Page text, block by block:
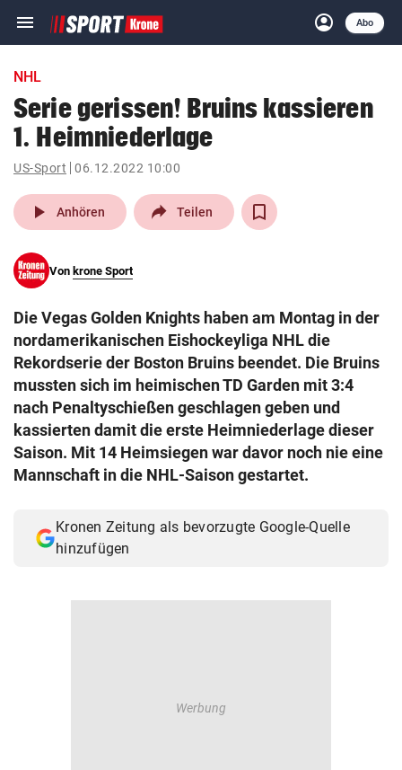
menu Navigation
ein-/ausklappen
account_circle
Anmelden
Abo
close Schließen
account_circle Anmelden
pin_drop
Wien arrow_right
search
eingeben
© Krone Multimedia GmbH & Co KG 2026
Muthgasse 2, 1190 Wien
NHL
Serie gerissen! Bruins kassieren
1. Heimniederlage
US-Sport 06.12.2022 10:00
play_arrow Anhören Teilen
Von krone Sport
Die Vegas Golden Knights haben am Montag in der
nordamerikanischen Eishockeyliga NHL die
Rekordserie der Boston Bruins beendet. Die Bruins
mussten sich im heimischen TD Garden mit 3:4
nach Penaltyschießen geschlagen geben und
kassierten damit die erste Heimniederlage dieser
Saison. Mit 14 Heimsiegen war davor noch nie eine
Mannschaft in die NHL-Saison gestartet.
Kronen Zeitung als bevorzugte Google-Quelle
hinzufügen